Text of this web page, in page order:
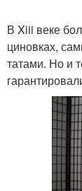
В Xiii веке
циновках,
татами. Но и